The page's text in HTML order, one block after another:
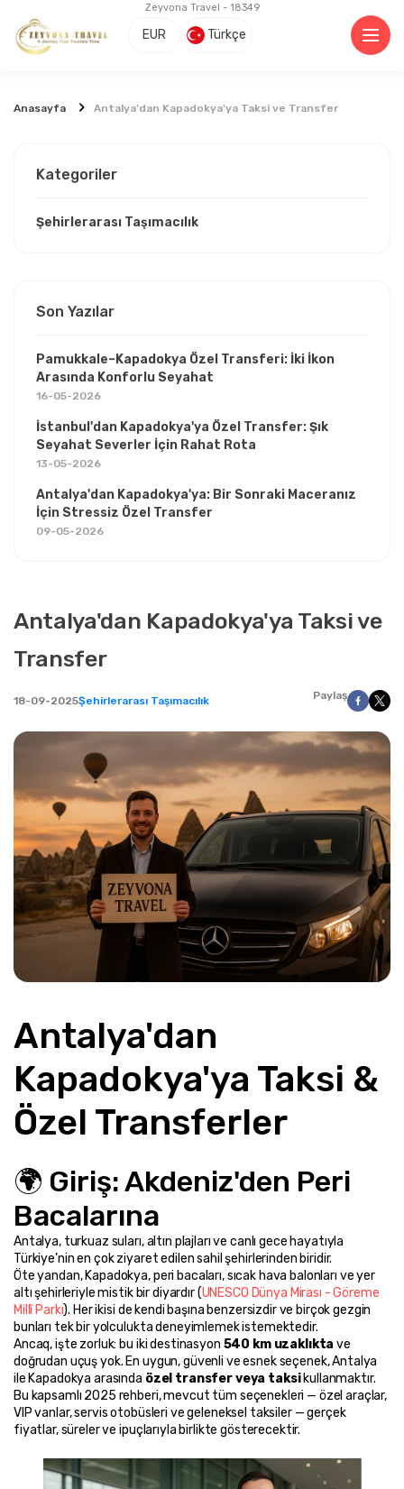
Zeyvona Travel - 18349
EUR Türkçe
Anasayfa Antalya'dan Kapadokya'ya Taksi ve Transfer
Antalya'dan Kapadokya'ya Taksi ve
Transfer
18-09-2025Şehirlerarası Taşımacılık Paylaş
Antalya'dan
Kapadokya'ya Taksi &
Özel Transferler
🌍 Giriş: Akdeniz'den Peri
Bacalarına
Antalya, turkuaz suları, altın plajları ve canlı gece hayatıyla
Türkiye’nin en çok ziyaret edilen sahil şehirlerinden biridir.
Öte yandan, Kapadokya, peri bacaları, sıcak hava balonları ve yer
altı şehirleriyle mistik bir diyardır (UNESCO Dünya Mirası - Göreme
Millî Parkı). Her ikisi de kendi başına benzersizdir ve birçok gezgin
bunları tek bir yolculukta deneyimlemek istemektedir.
Ancaq, işte zorluk: bu iki destinasyon 540 km uzaklıkta ve
doğrudan uçuş yok. En uygun, güvenli ve esnek seçenek, Antalya
ile Kapadokya arasında özel transfer veya taksi kullanmaktır.
Bu kapsamlı 2025 rehberi, mevcut tüm seçenekleri — özel araçlar,
VIP vanlar, servis otobüsleri ve geleneksel taksiler — gerçek
fiyatlar, süreler ve ipuçlarıyla birlikte gösterecektir.
Kategoriler
Şehirlerarası Taşımacılık
Son Yazılar
Pamukkale–Kapadokya Özel Transferi: İki İkon
Arasında Konforlu Seyahat
16-05-2026
İstanbul'dan Kapadokya'ya Özel Transfer: Şık
Seyahat Severler İçin Rahat Rota
13-05-2026
Antalya'dan Kapadokya'ya: Bir Sonraki Maceranız
İçin Stressiz Özel Transfer
09-05-2026